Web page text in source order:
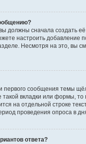
должны сначала создать
настроить
Несмотря на это, вы
первого сообщения темы
такой вкладки или формы,
на отдельной строке
проведения опроса в
ответа?